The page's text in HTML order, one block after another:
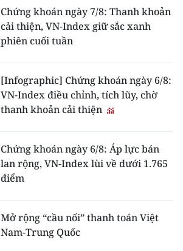
Chứng khoán ngày 7/8: Thanh khoản
cải thiện, VN-Index giữ sắc xanh
phiên cuối tuần
[Infographic] Chứng khoán ngày 6/8:
VN-Index điều chỉnh, tích lũy, chờ
thanh khoản cải thiện
Chứng khoán ngày 6/8: Áp lực bán
lan rộng, VN-Index lùi về dưới 1.765
điểm
Mở rộng “cầu nối” thanh toán Việt
Nam-Trung Quốc